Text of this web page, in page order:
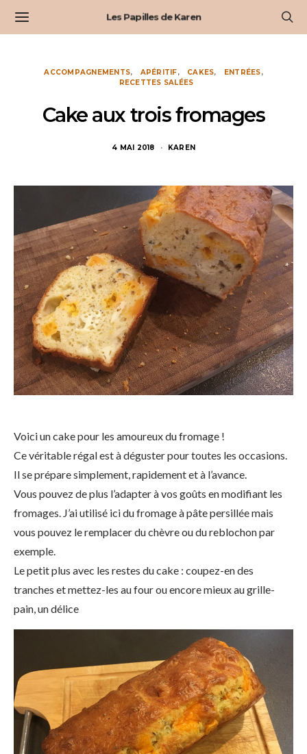
Les Papilles de Karen
ACCOMPAGNEMENTS APÉRITIF CAKES
ENTRÉES
RECETTES SALÉES
Cake aux trois fromages
4 MAI 2018 KAREN
Voici un cake pour les amoureux du fromage !
Ce véritable régal est à déguster pour toutes les occasions.
Il se prépare simplement, rapidement et à l’avance.
Vous pouvez de plus l’adapter à vos goûts en modifiant les
fromages. J’ai utilisé ici du fromage à pâte persillée mais
vous pouvez le remplacer du chèvre ou du reblochon par
exemple.
Le petit plus avec les restes du cake : coupez-en des
tranches et mettez-les au four ou encore mieux au grille-
pain, un délice